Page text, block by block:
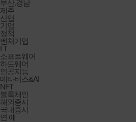
부산.경남
제주
산업
기업
정책
벤처기업
I T
소프트웨어
하드웨어
인공지능
메타버스&AI
NFT
블록체인
해외증시
국내증시
연 예